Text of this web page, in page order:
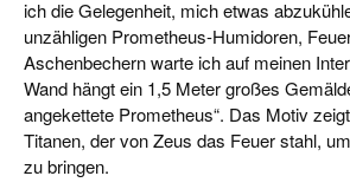
ich die Gelegenheit, mich etwas
unzähligen Prometheus-Humidoren,
Aschenbechern warte ich auf meinen
Wand hängt ein 1,5 Meter großes
angekettete Prometheus“. Das Motiv
Titanen, der von Zeus das Feuer stahl,
zu bringen.